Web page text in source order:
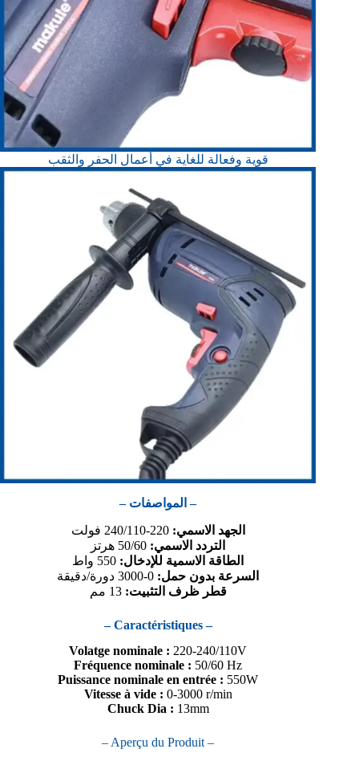
قوية وفعالة للغاية في أعمال الحفر والثقب
– المواصفات –
الجهد الاسمي: 220-240/110 فولت
التردد الاسمي:
الطاقة الاسمية للإدخال:
السرعة بدون حمل:
قطر ظرف التثبيت: 13 مم
– Caractéristiques –
Volatge nominale : 220-240/110V
Fréquence nominale : 50/60 Hz
Puissance nominale en entrée : 550W
Vitesse à vide : 0-3000 r/min
Chuck Dia : 13mm
– Aperçu du Produit –